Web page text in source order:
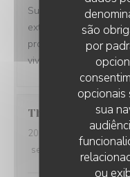
são
por
opcionais
sua
ou
Super ! Cadre
extrêmement gentil.
proximité sans
vivement
Thomas
2026-08-07
- 12:15 -
service
ambience